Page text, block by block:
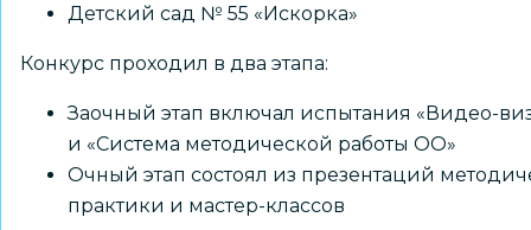
Детский сад № 55 «Искорка»
Конкурс проходил в два этапа:
Заочный этап включал испытания «Видео-
и «Система методической работы ОО»
Очный этап состоял из презентаций
практики и мастер-классов